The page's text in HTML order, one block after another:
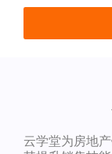
云学堂为房地